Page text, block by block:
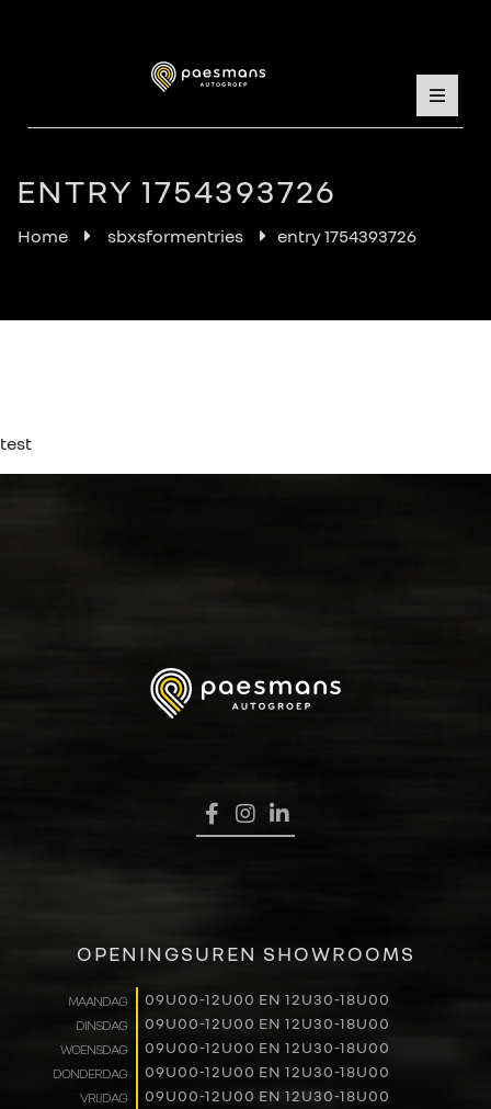
VERKOOP
RENAULT PRO+
NAVERKOOP
ENTRY 1754393726
Home sbxsformentries entry 1754393726
test
OPENINGSUREN SHOWROOMS
MAANDAG 09U00-12U00 EN 12U30-18U00
DINSDAG 09U00-12U00 EN 12U30-18U00
WOENSDAG 09U00-12U00 EN 12U30-18U00
DONDERDAG 09U00-12U00 EN 12U30-18U00
VRIJDAG 09U00-12U00 EN 12U30-18U00